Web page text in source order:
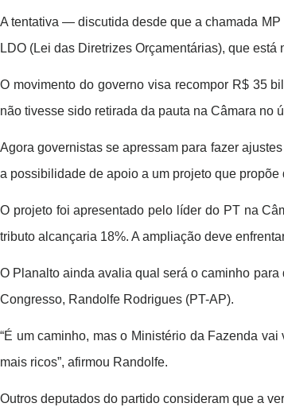
A tentativa — discutida desde que a chamada
LDO (Lei das Diretrizes Orçamentárias), que
O movimento do governo visa recompor R$ 35
não tivesse sido retirada da pauta na Câmara no
Agora governistas se apressam para fazer
a possibilidade de apoio a um projeto que propõe
O projeto foi apresentado pelo líder do PT na
tributo alcançaria 18%. A ampliação deve
O Planalto ainda avalia qual será o caminho
Congresso, Randolfe Rodrigues (PT-AP).
“É um caminho, mas o Ministério da Fazenda
mais ricos”, afirmou Randolfe.
Outros deputados do partido consideram que a